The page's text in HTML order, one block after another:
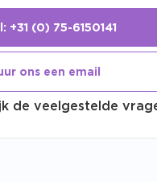
+31 (0) 75-6150141
ons een email
de veelgestelde